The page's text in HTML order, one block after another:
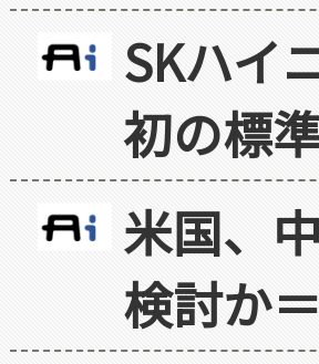
SKハイ
初の標
米国、
検討か